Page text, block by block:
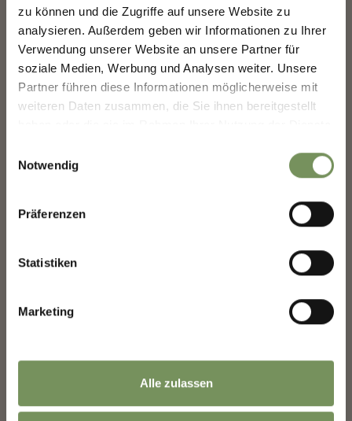
zu können und die Zugriffe auf unsere Website zu
analysieren. Außerdem geben wir Informationen zu Ihrer
Verwendung unserer Website an unsere Partner für
soziale Medien, Werbung und Analysen weiter. Unsere
Partner führen diese Informationen möglicherweise mit
weiteren Daten zusammen, die Sie ihnen bereitgestellt
Notwendig
Präferenzen
Statistiken
Marketing
Alle zulassen
marling_marlengo
Gestern
arcades and inviting cafés. ☀️🌴🌺
📸IDM Südtirol-Alto Adige__Marion Lafogler
#marling #southtyrol #marlengo #südtirol #merano #meran
der Erste, der über exklusive Angebote, besondere
Veranstaltungen und versteckte Tipps für den
nächsten Besuch in Marling informiert wird!
👉 Jetzt anmelden unddeinen Urlaub in Marling
noch schöner machen!
Vorname
E-Mail